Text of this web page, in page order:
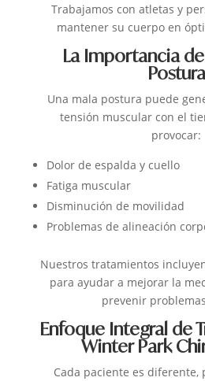
Trabajamos con atletas y
mantener su cuerpo en
La Importancia
Postura
Una mala postura puede
tensión muscular con el
provocar:
Dolor de espalda y cuello
Fatiga muscular
Disminución de movilidad
Problemas de alineación
Nuestros tratamientos
para ayudar a mejorar la
prevenir
Enfoque Integral de
Winter Park
Cada paciente es diferente,